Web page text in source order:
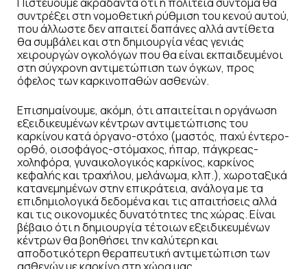
συντρέξει στη νομοθετική ρύθμιση του κενού αυτού,
που άλλωστε δεν απαιτεί δαπάνες αλλά αντίθετα
θα συμβάλει και στη δημιουργία νέας γενιάς
χειρουργών ογκολόγων που θα είναι εκπαιδευμένοι
στη σύγχρονη αντιμετώπιση των όγκων, προς
όφελος των καρκινοπαθών ασθενών.
Επισημαίνουμε, ακόμη, ότι απαιτείται η οργάνωση
εξειδικευμένων κέντρων αντιμετώπισης του
καρκίνου κατά όργανο-στόχο (μαστός, παχύ έντερο-
ορθό, οισοφάγος-στόμαχος, ήπαρ, πάγκρεας-
χοληφόρα, γυναικολογικός καρκίνος, καρκίνος
κεφαλής και τραχήλου, μελάνωμα, κλπ.), χωροταξικά
κατανεμημένων στην επικράτεια, ανάλογα με τα
επιδημιολογικά δεδομένα και τις απαιτήσεις αλλά
και τις οικονομικές δυνατότητες της χώρας. Είναι
βέβαιο ότι η δημιουργία τέτοιων εξειδικευμένων
κέντρων θα βοηθήσει την καλύτερη και
αποδοτικότερη θεραπευτική αντιμετώπιση των